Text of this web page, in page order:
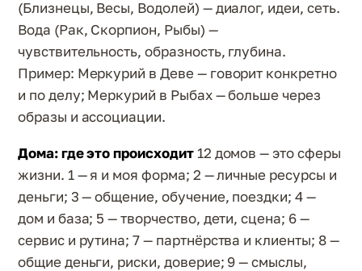
(Близнецы, Весы, Водолей) — диалог, идеи, сеть.
Вода (Рак, Скорпион, Рыбы) —
чувствительность, образность, глубина.
Пример: Меркурий в Деве — говорит конкретно
и по делу; Меркурий в Рыбах — больше через
образы и ассоциации.
Дома: где это происходит12 домов — это сферы
жизни. 1 — я и моя форма; 2 — личные ресурсы и
деньги; 3 — общение, обучение, поездки; 4 —
дом и база; 5 — творчество, дети, сцена; 6 —
сервис и рутина; 7 — партнёрства и клиенты; 8 —
общие деньги, риски, доверие; 9 — смыслы,